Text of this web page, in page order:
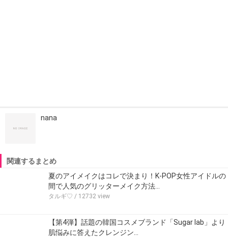
nana
関連するまとめ
夏のアイメイクはコレで決まり！K-POP女性アイドルの
間で人気のグリッターメイク方法…
タルギ♡ / 12732 view
【第4弾】話題の韓国コスメブランド「Sugar lab」より
肌悩みに答えたクレンジン…